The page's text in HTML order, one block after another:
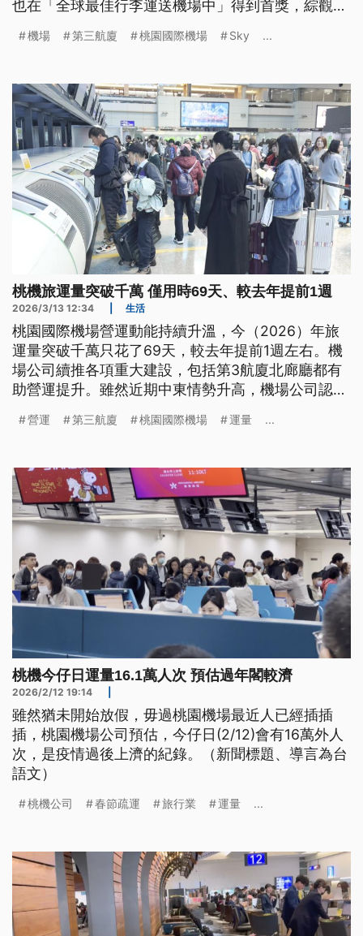
也在「全球最佳行李運送機場中」得到首獎，綜觀亞
機場，第二名為韓國仁川，而日本羽田和成田機場都
機場 第三航廈 桃園國際機場 Sky ...
桃機旅運量突破千萬 僅用時69天、較去年提前1週
2026/3/13 12:34 生活
桃園國際機場營運動能持續升溫，今（2026）年旅
運量突破千萬只花了69天，較去年提前1週左右。機
場公司續推各項重大建設，包括第3航廈北廊廳都有
助營運提升。雖然近期中東情勢升高，機場公司認為
可期。
營運 第三航廈 桃園國際機場 運量 ...
桃機今仔日運量16.1萬人次 預估過年閣較濟
2026/2/12 19:14
雖然猶未開始放假，毋過桃園機場最近人已經插插
插，桃園機場公司預估，今仔日(2/12)會有16萬外人
次，是疫情過後上濟的紀錄。（新聞標題、導言為台
語文）
桃機公司 春節疏運 旅行業 運量 ...